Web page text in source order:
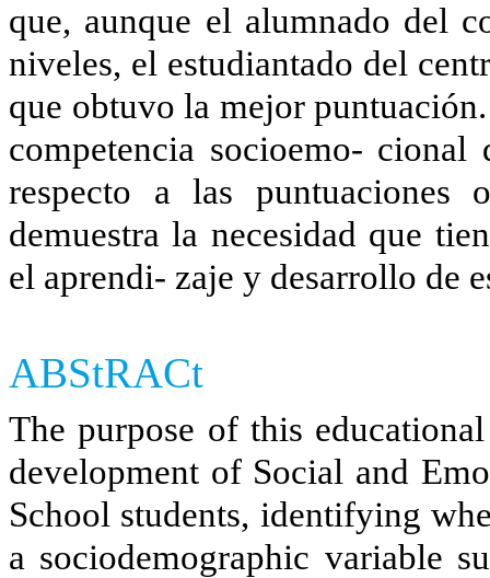
que, aunque el alumnado del
niveles, el estudiantado del
que obtuvo la mejor
competencia socioemo-
respecto a las puntuaciones
demuestra la necesidad que
el aprendi- zaje y desarrollo de
ABStRACt
The purpose of this
development of Social and
School students, identifying
a sociodemographic variable